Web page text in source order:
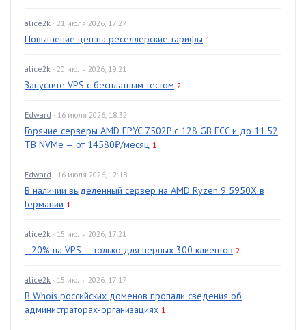
alice2k · 21 июля 2026, 17:27
Повышение цен на реселлерские тарифы 1
alice2k · 20 июля 2026, 19:21
Запустите VPS с бесплатным тестом 2
Edward · 16 июля 2026, 18:32
Горячие серверы AMD EPYC 7502P с 128 GB ECC и до 11.52
TB NVMe — от 14580₽/месяц 1
Edward · 16 июля 2026, 12:18
В наличии выделенный сервер на AMD Ryzen 9 5950X в
Германии 1
alice2k · 15 июля 2026, 17:21
–20% на VPS — только для первых 300 клиентов 2
alice2k · 15 июля 2026, 17:17
В Whois российских доменов пропали сведения об
администраторах-организациях 1